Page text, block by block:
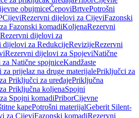
obujmiceČepoviBrtvePotrošni
CijeviRezervni dijelovi za CijeviFazonski
Fazonski komadiKoljenaRezervni
Rezervni dijelovi za
dijelovi za RedukcijeRevizijeRezervni
Rezervni dijelovi za SpojeviNatične
Natične spojniceKandžaste
prijelaz na druge materijalePriključci za
Priključci za uređajePriključna
Priključna koljenaSpojni
Spojni komadiPriborCijevne
kapePotrošni materijalGeberit Silent-
za CijeviFazonski komadiRezervni